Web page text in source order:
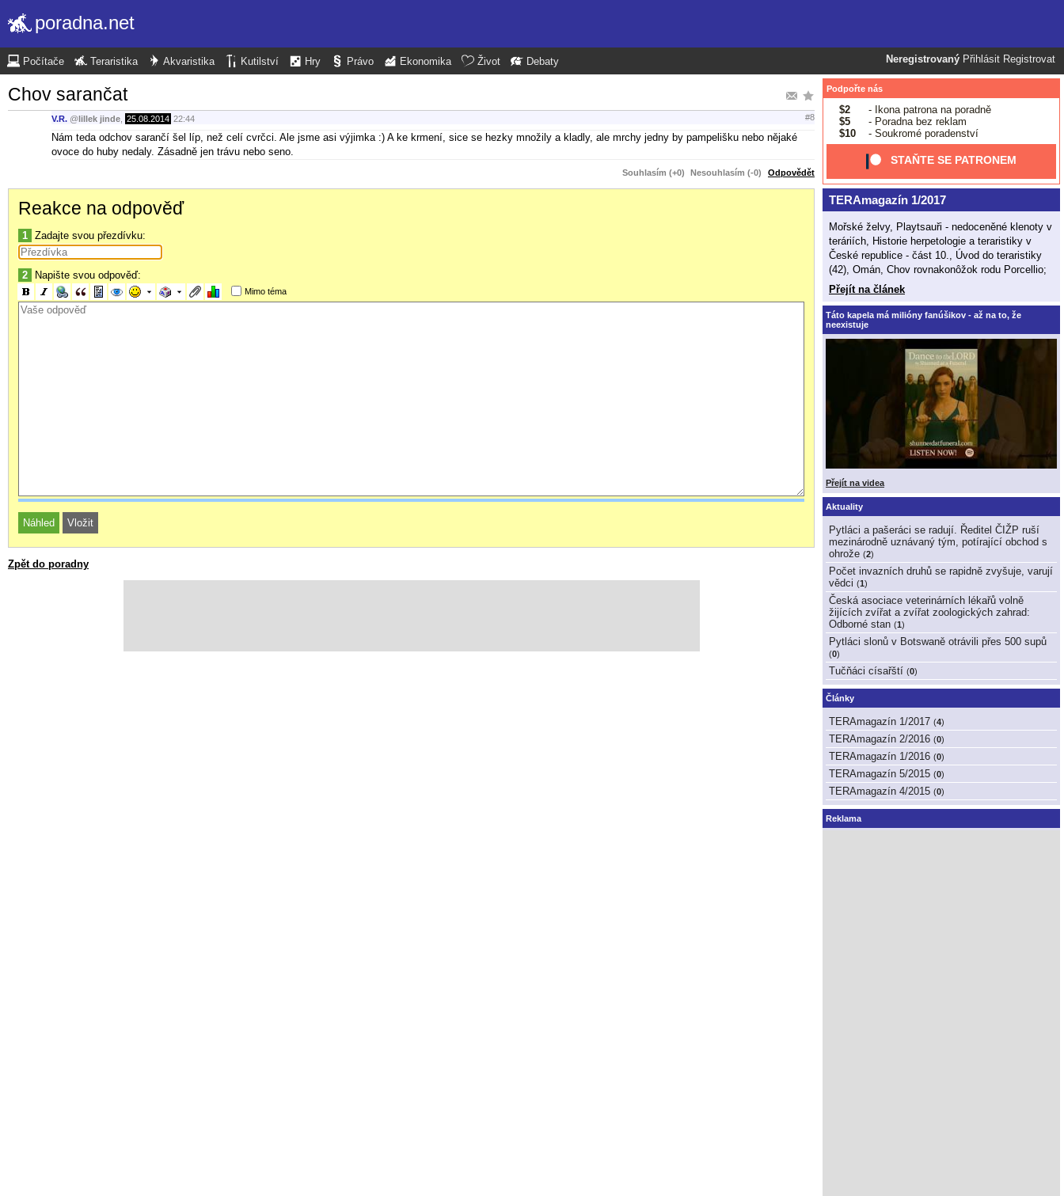
poradna.net
Neregistrovaný Přihlásit Registrovat
Počítače Teraristika Akvaristika Kutilství Hry Právo Ekonomika Život Debaty
Chov sarančat
V.R. @lillek jinde 25.08.2014 22:44 #8
Nám teda odchov sarančí šel líp, než celí cvrčci. Ale jsme asi výjimka :) A ke krmení, sice se hezky množily a kladly, ale mrchy jedny by pampelišku nebo nějaké
ovoce do huby nedaly. Zásadně jen trávu nebo seno.
Souhlasím (+0) Nesouhlasím (-0) Odpovědět
Reakce na odpověď
1 Zadajte svou přezdívku:
2 Napište svou odpověď:
Mimo téma
Zpět do poradny
Podpořte nás
$2
- Ikona patrona na poradně
$5
- Poradna bez reklam
$10
- Soukromé poradenství
STAŇTE SE PATRONEM
TERAmagazín 1/2017
Mořské želvy, Playtsauři - nedoceněné klenoty v
teráriích, Historie herpetologie a teraristiky v
České republice - část 10., Úvod do teraristiky
(42), Omán, Chov rovnakonôžok rodu Porcellio;
Přejít na článek
Táto kapela má milióny fanúšikov - až na to, že
neexistuje
Přejít na videa
Aktuality
Pytláci a pašeráci se radují. Ředitel ČIŽP ruší
mezinárodně uznávaný tým, potírající obchod s
ohrože (2)
Počet invazních druhů se rapidně zvyšuje, varují
vědci (1)
Česká asociace veterinárních lékařů volně
žijících zvířat a zvířat zoologických zahrad:
Odborné stan (1)
Pytláci slonů v Botswaně otrávili přes 500 supů
(0)
Tučňáci císařští (0)
Články
TERAmagazín 1/2017 (4)
TERAmagazín 2/2016 (0)
TERAmagazín 1/2016 (0)
TERAmagazín 5/2015 (0)
TERAmagazín 4/2015 (0)
Reklama